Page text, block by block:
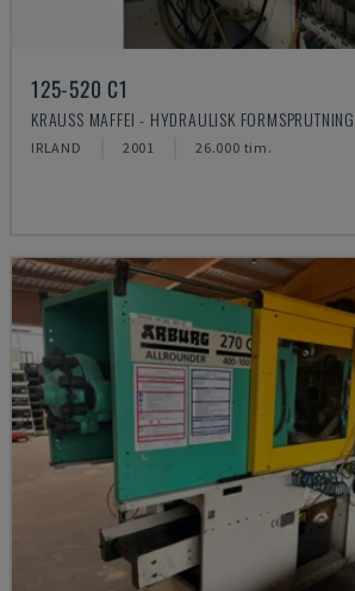
125-520 C1
KRAUSS MAFFEI - HYDRAULISK
IRLAND 2001 26.000 tim.